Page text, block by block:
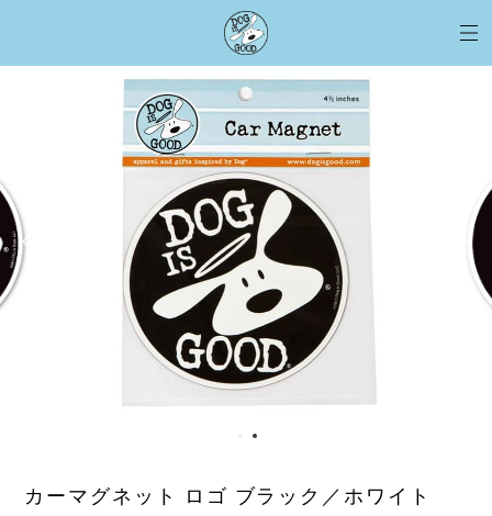
カーマグネット ロゴ ブラック／ホワイト